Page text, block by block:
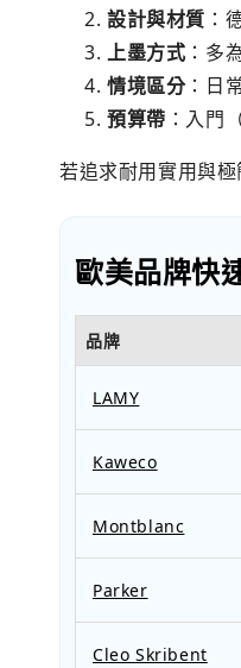
設計與材質 ：
上墨方式 ：多
情境區分：日
預算帶 ：入門
若追求耐用實用與
歐美品牌快
品牌
LAMY
Kaweco
Montblanc
Parker
Cleo Skribent